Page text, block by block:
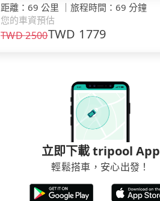
距離 ： 69 公里 ｜ 旅程時間 ： 69 分鐘
您的車資預估
TWD2500TWD 1779
立即下載 tripool App
輕鬆搭車，安心出發！